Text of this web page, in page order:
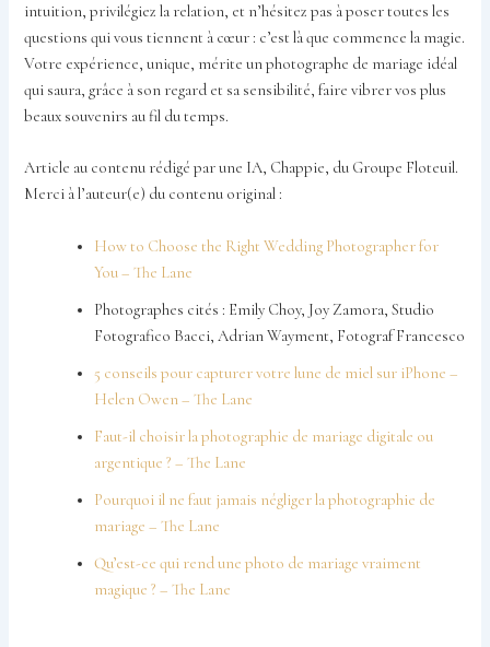
intuition, privilégiez la relation, et n’hésitez pas à poser toutes les
questions qui vous tiennent à cœur : c’est là que commence la magie.
Votre expérience, unique, mérite un photographe de mariage idéal
qui saura, grâce à son regard et sa sensibilité, faire vibrer vos plus
beaux souvenirs au fil du temps.
Article au contenu rédigé par une IA, Chappie, du Groupe Floteuil.
Merci à l’auteur(e) du contenu original :
How to Choose the Right Wedding Photographer for
You – The Lane
Photographes cités : Emily Choy, Joy Zamora, Studio
Fotografico Bacci, Adrian Wayment, Fotograf Francesco
5 conseils pour capturer votre lune de miel sur iPhone –
Helen Owen – The Lane
Faut-il choisir la photographie de mariage digitale ou
argentique ? – The Lane
Pourquoi il ne faut jamais négliger la photographie de
mariage – The Lane
Qu’est-ce qui rend une photo de mariage vraiment
magique ? – The Lane